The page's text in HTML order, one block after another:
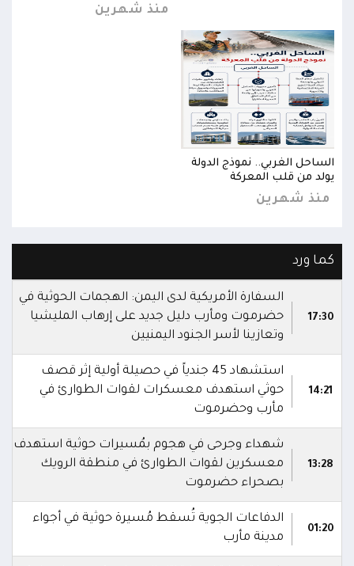
منذ شهرين
الساحل الغربي.. نموذج الدولة
يولد من قلب المعركة
منذ شهرين
كما ورد
17:30
السفارة الأمريكية لدى اليمن: الهجمات الحوثية في
حضرموت ومأرب دليل جديد على إرهاب المليشيا
وتعازينا لأسر الجنود اليمنيين
14:21
استشهاد 45 جندياً في حصيلة أولية إثر قصف
حوثي استهدف معسكرات لقوات الطوارئ في
مأرب وحضرموت
13:28
شهداء وجرحى في هجوم بمُسيرات حوثية استهدف
معسكرين لقوات الطوارئ في منطقة الرويك
بصحراء حضرموت
01:20
الدفاعات الجوية تُسقط مُسيرة حوثية في أجواء
مدينة مأرب